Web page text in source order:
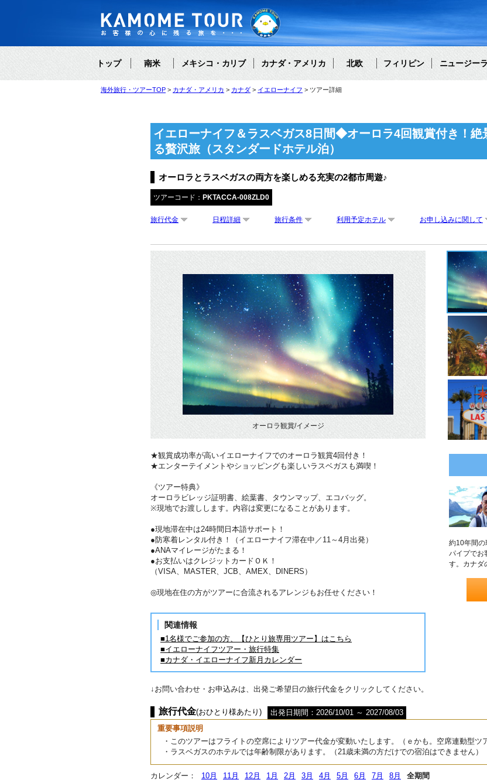
トップ 南米 メキシコ・カリブ カナダ・アメリカ 北欧 フィリピン ニュージー
海外旅行・ツアーTOP カナダ・アメリカ カナダ イエローナイフ ツアー詳細
イエローナイフ＆ラスベガス8日間◆オーロラ4回観賞付き！絶
る贅沢旅（スタンダードホテル泊）
オーロラとラスベガスの両方を楽しめる充実の2都市周遊♪
ツアーコード： PKTACCA-008ZLD0
旅行代金 日程詳細 旅行条件 利用予定ホテル お申し込みに関して
オーロラ観賞/イメージ
★観賞成功率が高いイエローナイフでのオーロラ観賞4回付き！
★エンターテイメントやショッピングも楽しいラスベガスも満喫！
《ツアー特典》
オーロラビレッジ証明書、絵葉書、タウンマップ、エコバッグ。
※現地でお渡しします。内容は変更になることがあります。
●現地滞在中は24時間日本語サポート！
●防寒着レンタル付き！（イエローナイフ滞在中／11～4月出発）
●ANAマイレージがたまる！
●お支払いはクレジットカードＯＫ！
（VISA、MASTER、JCB、AMEX、DINERS）
◎現地在住の方がツアーに合流されるアレンジもお任せください！
関連情報
■1名様でご参加の方、【ひとり旅専用ツアー】はこちら
■イエローナイフツアー・旅行特集
■カナダ・イエローナイフ新月カレンダー
約10年間の
パイプでお
す。カナダ
↓お問い合わせ・お申込みは、出発ご希望日の旅行代金をクリックしてください。
旅行代金(おひとり様あたり)
出発日期間：2026/10/01 ～ 2027/08/03
重要事項説明
・このツアーはフライトの空席によりツアー代金が変動いたします。（ｅかも。空席連動型ツ
・ラスベガスのホテルでは年齢制限があります。（21歳未満の方だけでの宿泊はできません）
カレンダー： 10月 11月 12月 1月 2月 3月 4月 5月 6月 7月 8月 全期間